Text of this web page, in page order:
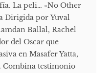
La peli… «No Other
Dirigida por Yuval
Ballal, Rachel
del Oscar que
en Masafer Yatta,
Combina testimonio